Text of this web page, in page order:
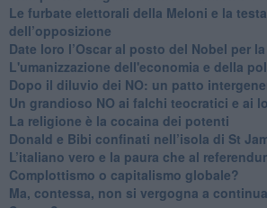
​Le furbate elettorali della Meloni e la
dell’opposizione
​Date loro l’Oscar al posto del Nobel per la
L'umanizzazione dell'economia e della
​Dopo il diluvio dei NO: un patto
​Un grandioso NO ai falchi teocratici e ai
La religione è la cocaina dei potenti
Donald e Bibi confinati nell’isola di St
L’italiano vero e la paura che al
​Complottismo o capitalismo globale?
​Ma, contessa, non si vergogna a